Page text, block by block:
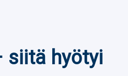
siitä hyötyi